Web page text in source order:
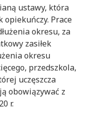
ustawy, która
opiekuńczy. Prace
okresu, za
zasiłek
okresu
przedszkola,
uczęszcza
obowiązywać z
r.